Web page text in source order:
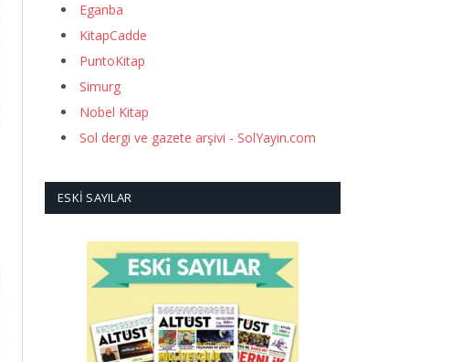
Eganba
KitapCadde
PuntoKitap
Simurg
Nobel Kitap
Sol dergi ve gazete arşivi - SolYayin.com
ESKI SAYILAR